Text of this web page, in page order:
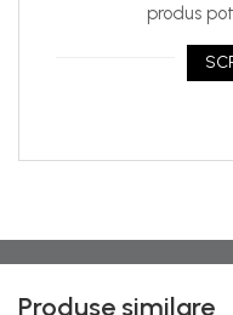
produs
Produse similare